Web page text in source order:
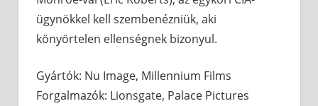
ügynökkel kell szembenézniük, aki
könyörtelen ellenségnek bizonyul.
Gyártók: Nu Image, Millennium Films
Forgalmazók: Lionsgate, Palace Pictures